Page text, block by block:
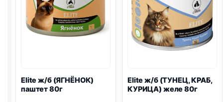
Elite ж/б (ЯГНЁНОК)
паштет 80г
Elite ж/б (ТУНЕЦ, КРАБ,
КУРИЦА) желе 80г